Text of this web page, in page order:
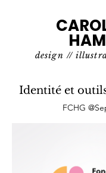
design //
Identité et
FCHG